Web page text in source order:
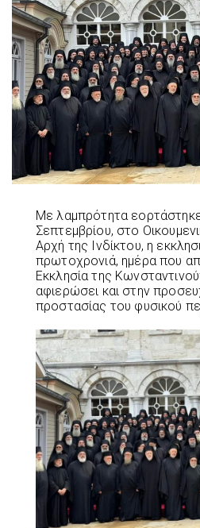
Με λαμπρότητα
Σεπτεμβρίου, στο
Αρχή της Ινδίκτου, η
πρωτοχρονιά, ημέρα που
Εκκλησία της
αφιερώσει και στην
προστασίας του φυσικού